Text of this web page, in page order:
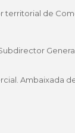
territorial de
Ambaixada